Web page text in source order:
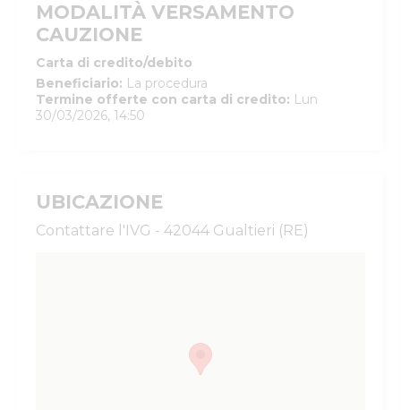
MODALITÀ VERSAMENTO
CAUZIONE
Carta di credito/debito
Beneficiario: La procedura
Termine offerte con carta di credito: Lun
30/03/2026, 14:50
UBICAZIONE
Contattare l'IVG - 42044 Gualtieri (RE)